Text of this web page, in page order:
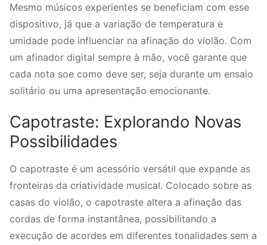
Mesmo músicos experientes se beneficiam com esse
dispositivo, já que a variação de temperatura e
umidade pode influenciar na afinação do violão. Com
um afinador digital sempre à mão, você garante que
cada nota soe como deve ser, seja durante um ensaio
solitário ou uma apresentação emocionante.
Capotraste: Explorando Novas
Possibilidades
O capotraste é um acessório versátil que expande as
fronteiras da criatividade musical. Colocado sobre as
casas do violão, o capotraste altera a afinação das
cordas de forma instantânea, possibilitando a
execução de acordes em diferentes tonalidades sem a